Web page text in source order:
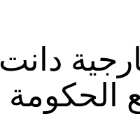
الحكومة